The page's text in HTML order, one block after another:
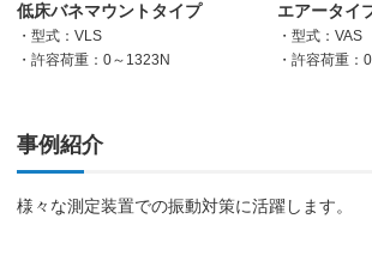
低床バネマウントタイプ
・型式：VLS
・許容荷重：0～1323N
エアータイ
・型式：VAS
・許容荷重：
事例紹介
様々な測定装置での振動対策に活躍します。